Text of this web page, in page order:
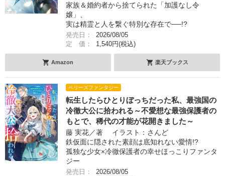
家族＆婚約者から捨てられた「加護なし令
嬢」、
実は精霊と人を繋ぐ特別な存在で──!?
発売日：
2026/08/05
定 価：
1,540円(税込)
Amazon 楽天ブックス
ベリーズファンタジー
転生したらひとりぼっちだった私、最強国の
冷徹大公に拾われる～不愛想な最強保護者の
もとで、稀代の才能が花開きました～
藤 実花／著 イラスト：さんど
鉄仮面に隠された素顔は底知れない愛情!?
孤独な少女×冷徹保護者の幸せほっこりファンタ
ジー
発売日：
2026/08/05